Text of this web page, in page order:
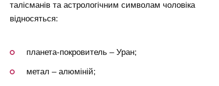
талісманів та астрологічним символам чоловіка
відносяться:
планета-покровитель – Уран;
метал – алюміній;